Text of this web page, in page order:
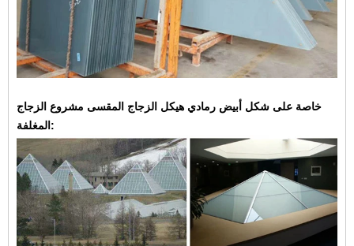
خاصة على شكل أبيض رمادي هيكل الزجاج المقسى مشروع الزجاج
المغلفة: